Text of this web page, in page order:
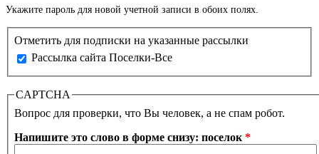
Укажите пароль для новой учетной записи в обоих полях.
Отметить для подписки на указанные рассылки
Рассылка сайта Поселки-Все
CAPTCHA
Вопрос для проверки, что Вы человек, а не спам робот.
Напишите это слово в форме снизу: поселок*